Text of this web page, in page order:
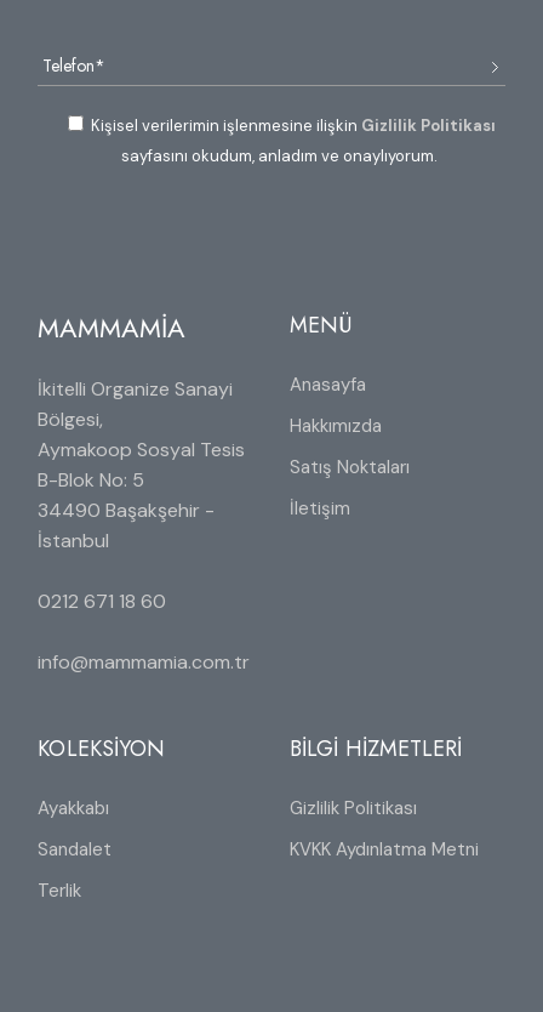
Kişisel verilerimin işlenmesine ilişkin Gizlilik Politikası
sayfasını okudum, anladım ve onaylıyorum.
MAMMAMİA
İkitelli Organize Sanayi
Bölgesi,
Aymakoop Sosyal Tesis
B-Blok No: 5
34490 Başakşehir -
İstanbul
0212 671 18 60
info@mammamia.com.tr
MENÜ
Anasayfa
Hakkımızda
Satış Noktaları
İletişim
KOLEKSİYON
Ayakkabı
Sandalet
Terlik
BİLGİ HİZMETLERİ
Gizlilik Politikası
KVKK Aydınlatma Metni